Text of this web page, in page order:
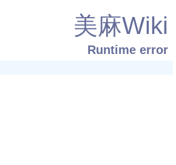
美麻Wiki
Runtime error